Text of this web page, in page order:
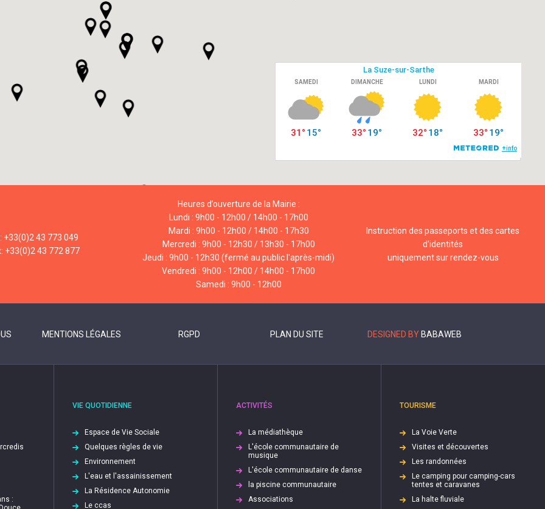
+33(0)2 43 773 049
+33(0)2 43 772 877
Heures d’ouverture de la Mairie :
Lundi : 9h00 - 12h00 / 14h00 - 17h00
Mardi : 9h00 - 12h00 / 14h00 - 17h30
Mercredi : 9h00 - 12h30 / 13h30 - 17h00
Jeudi : 9h00 - 12h30 (fermé au public l'après-midi)
Vendredi : 9h00 - 12h00 / 14h00 - 17h00
Samedi : 9h00 - 12h00
Instruction des passeports et des cartes
d’identités
uniquement sur rendez-vous
MENTIONS LÉGALES RGPD PLAN DU SITE DESIGNED BY BABAWEB
:
VIE QUOTIDIENNE
Espace de Vie Sociale
Quelques règles de vie
Environnement
L'eau et l'assainissement
La Résidence Autonomie
Le ccas
ACTIVITÉS
La médiathèque
L'école communautaire de
musique
L'école communautaire de danse
la piscine communautaire
Associations
TOURISME
La Voie Verte
Visites et découvertes
Les randonnées
Le camping pour camping-cars
tentes et caravanes
La halte fluviale